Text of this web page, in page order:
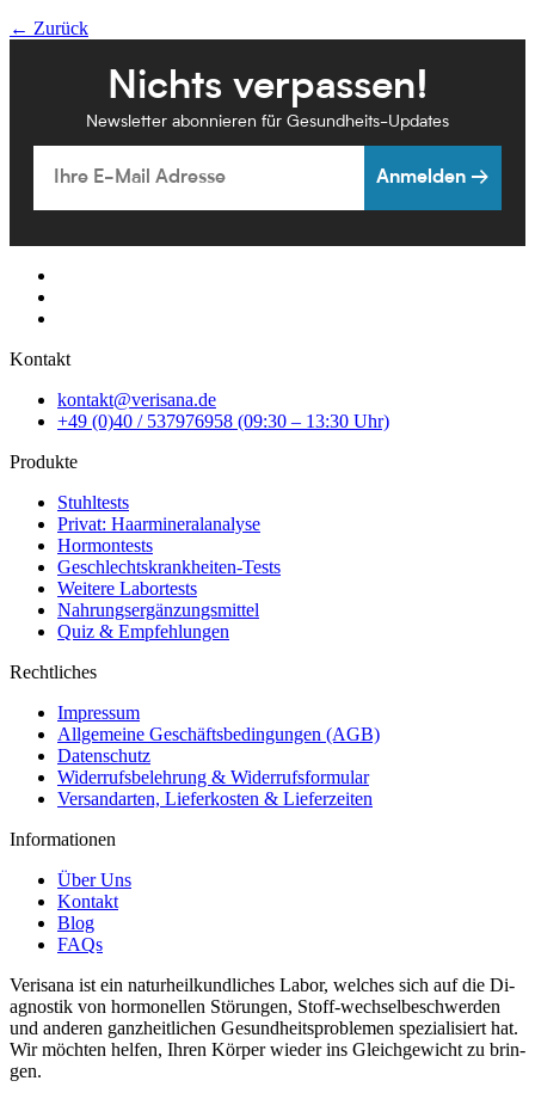
← Zurück
Nichts verpassen!
Newsletter abonnieren für Gesundheits-Updates
Anmelden →
Kontakt
kontakt@verisana.de
+49 (0)40 / 537976958 (09:30 – 13:30 Uhr)
Produkte
Stuhltests
Privat: Haarmineralanalyse
Hormontests
Geschlechtskrankheiten-Tests
Weitere Labortests
Nahrungsergänzungsmittel
Quiz & Empfehlungen
Rechtliches
Impressum
Allgemeine Geschäftsbedingungen (AGB)
Datenschutz
Widerrufsbelehrung & Widerrufsformular
Versandarten, Lieferkosten & Lieferzeiten
Informationen
Über Uns
Kontakt
Blog
FAQs
Verisana ist ein naturheilkundliches La­bor, welches sich auf die Di­
ag­nos­tik von hor­monellen Störun­gen, Stof­f-wech­selbeschw­er­den
und an­deren ganzheitlichen Gesund­heit­sprob­le­men spezial­isiert hat.
Wir möchten helfen, Ihren Kör­per wieder ins Gle­ichgewicht zu brin­
gen.